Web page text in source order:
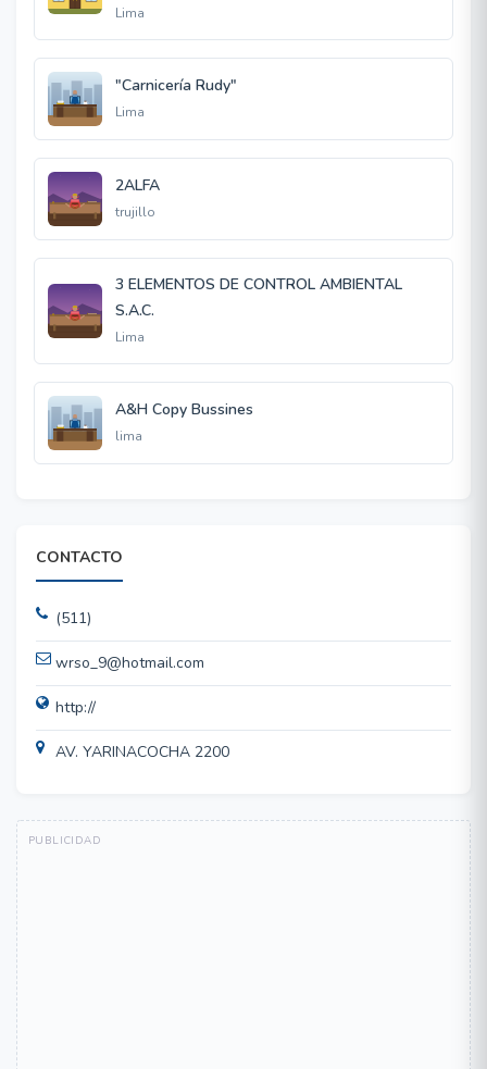
Lima
"Carnicería Rudy"
Lima
2ALFA
trujillo
3 ELEMENTOS DE CONTROL AMBIENTAL
S.A.C.
Lima
A&H Copy Bussines
lima
CONTACTO
(511)
wrso_9@hotmail.com
http://
AV. YARINACOCHA 2200